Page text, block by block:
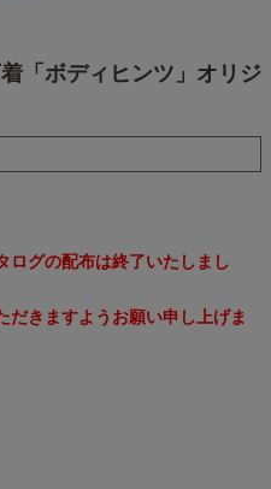
「ボディヒンツ」オリジ
ログの配布は終了いたしまし
だきますようお願い申し上げま